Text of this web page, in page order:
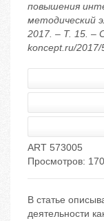
повышения
методический
2017. – Т. 15. –
koncept.ru/2017/
ART 573005
Просмотров:
В статье
деятельности